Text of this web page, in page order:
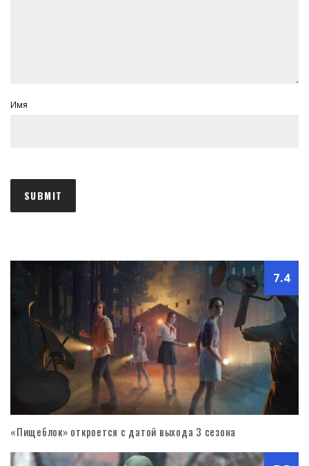
Имя
7.4
«Пищеблок» откроется с датой выхода 3 сезона